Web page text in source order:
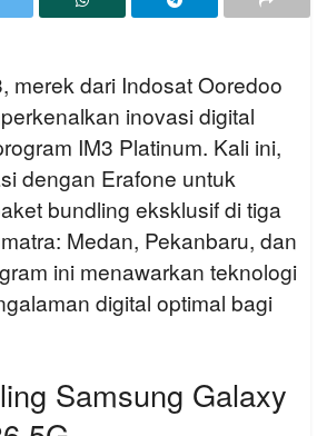
merek dari Indosat Ooredoo
inovasi digital
IM3 Platinum. Kali ini,
dengan Erafone untuk
bundling eksklusif di tiga
Medan, Pekanbaru, dan
ini menawarkan teknologi
digital optimal bagi
Samsung Galaxy